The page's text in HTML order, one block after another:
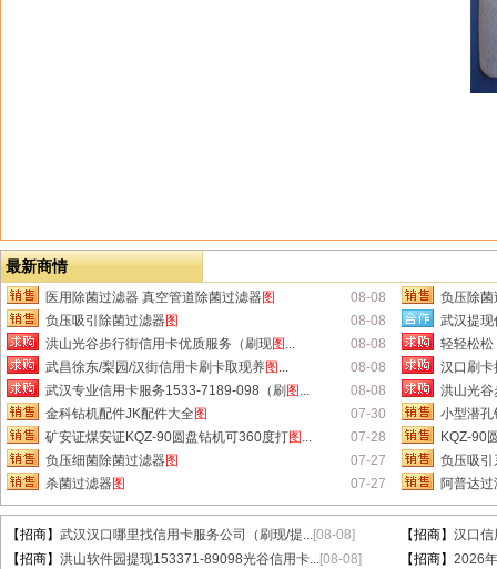
最新商情
医用除菌过滤器 真空管道除菌过滤器图 08-08
负压除菌
负压吸引除菌过滤器图 08-08
武汉提现
洪山光谷步行街信用卡优质服务（刷现图 ... 08-08
轻轻松松
武昌徐东/梨园/汉街信用卡刷卡取现养图 ... 08-08
汉口刷
武汉专业信用卡服务1533-7189-098（刷 图 ... 08-08
洪山光谷
金科钻机配件JK配件大全 图 07-30
小型潜孔
矿安证煤安证KQZ-90圆盘钻机可360度打图 ... 07-28
KQZ-90
负压细菌除菌过滤器图 07-27
负压吸引
杀菌过滤器图 07-27 阿普达
【招商】 武汉汉口哪里找信用卡服务公司（刷现/提...[08-08] 【招商】 汉口信
【招商】 洪山软件园提现153371-89098光谷信用卡...[08-08] 【招商】 2026